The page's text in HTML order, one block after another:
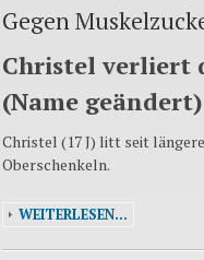
Gegen
Christel verliert
(Name geändert)
Christel (17 J) litt seit
Oberschenkeln.
WEITERLESEN...